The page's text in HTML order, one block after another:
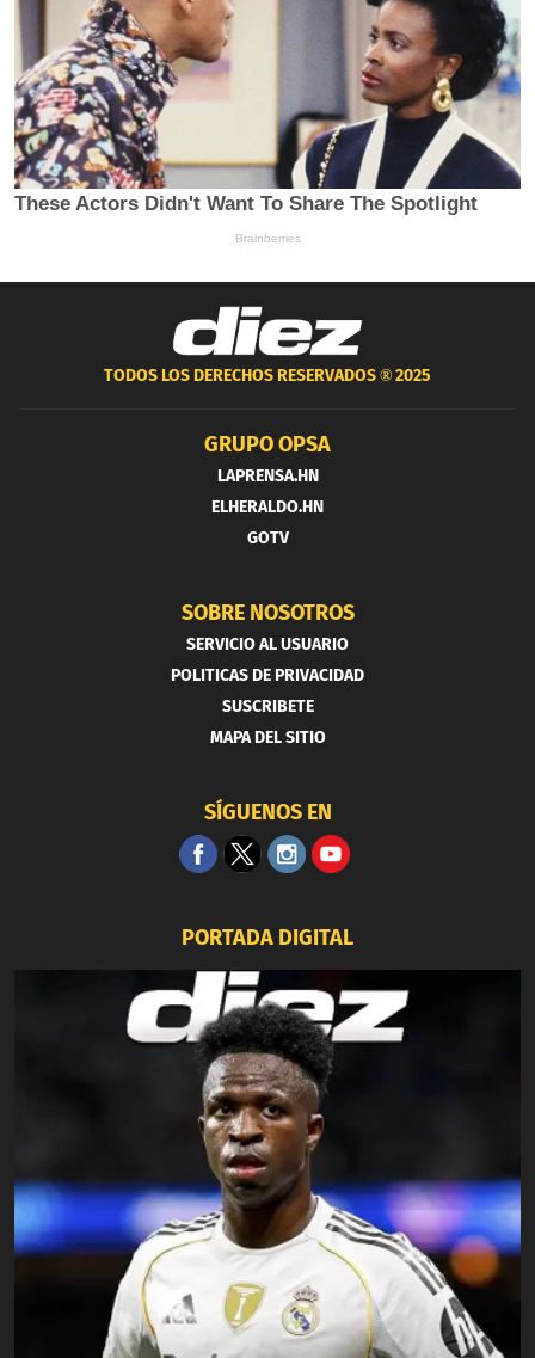
TODOS LOS DERECHOS RESERVADOS ®2025
GRUPO OPSA
LAPRENSA.HN
ELHERALDO.HN
GOTV
SOBRE NOSOTROS
SERVICIO AL USUARIO
POLITICAS DE PRIVACIDAD
SUSCRIBETE
MAPA DEL SITIO
SÍGUENOS EN
PORTADA DIGITAL